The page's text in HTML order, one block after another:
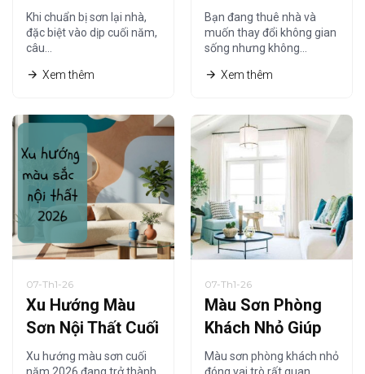
Thời Gian Khô
Sơn Nội Thất Chi
Tiết Nhất
Khi chuẩn bị sơn lại nhà,
đặc biệt vào dịp cuối năm,
câu…
Xem thêm
Tiết Kiệm Cho
Người Thuê Nhà
Bạn đang thuê nhà và
muốn thay đổi không gian
sống nhưng không…
Xem thêm
07-Th1-26
Xu Hướng Màu
Sơn Nội Thất Cuối
Năm 2026 Được
Xu hướng màu sơn cuối
năm 2026 đang trở thành
07-Th1-26
Màu Sơn Phòng
Khách Nhỏ Giúp
Không Gian Trông
Màu sơn phòng khách nhỏ
đóng vai trò rất quan